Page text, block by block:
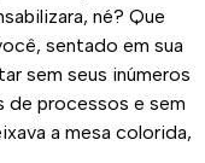
né? Que
sentado em sua
sem seus inúmeros
de processos e sem
a mesa colorida,